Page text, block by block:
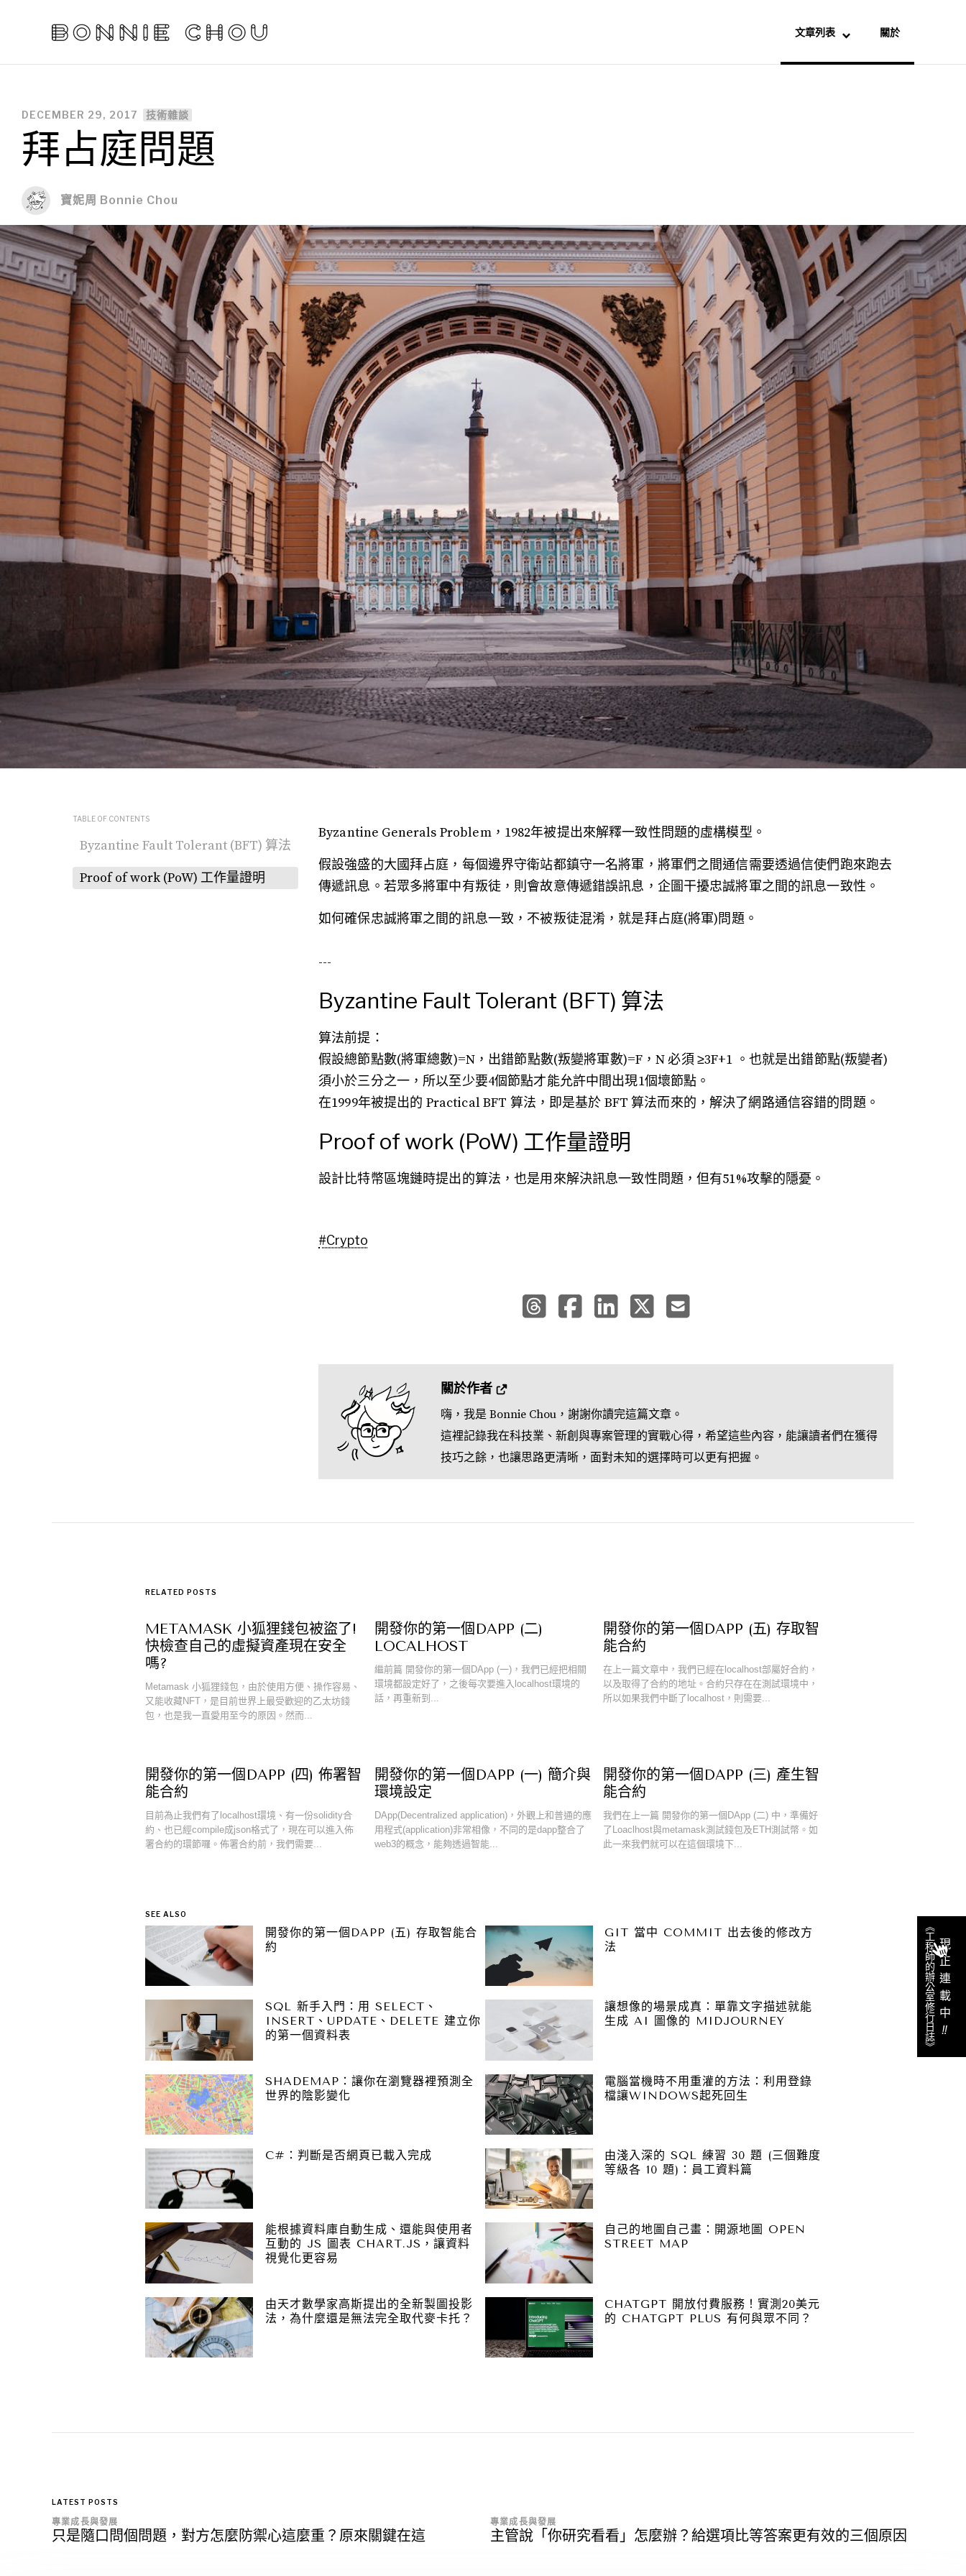
文章列表 關於
DECEMBER 29, 2017 技術雜談
拜占庭問題
寶妮周 Bonnie Chou
TABLE OF CONTENTS
Byzantine Fault Tolerant (BFT) 算法
Proof of work (PoW) 工作量證明
Byzantine Generals Problem，1982年被提出來解釋一致性問題的虛構模型。
假設強盛的大國拜占庭，每個邊界守衛站都鎮守一名將軍，將軍們之間通信需要透過信使們跑來跑去
傳遞訊息。若眾多將軍中有叛徒，則會故意傳遞錯誤訊息，企圖干擾忠誠將軍之間的訊息一致性。
如何確保忠誠將軍之間的訊息一致，不被叛徒混淆，就是拜占庭(將軍)問題。
---
Byzantine Fault Tolerant (BFT) 算法
算法前提：
假設總節點數(將軍總數)=N，出錯節點數(叛變將軍數)=F，N 必須 ≥3F+1 。也就是出錯節點(叛變者)
須小於三分之一，所以至少要4個節點才能允許中間出現1個壞節點。
在1999年被提出的 Practical BFT 算法，即是基於 BFT 算法而來的，解決了網路通信容錯的問題。
Proof of work (PoW) 工作量證明
設計比特幣區塊鏈時提出的算法，也是用來解決訊息一致性問題，但有51%攻擊的隱憂。
#Crypto
關於作者
嗨，我是 Bonnie Chou，謝謝你讀完這篇文章。
這裡記錄我在科技業、新創與專案管理的實戰心得，希望這些內容，能讓讀者們在獲得
技巧之餘，也讓思路更清晰，面對未知的選擇時可以更有把握。
RELATED POSTS
METAMASK 小狐狸錢包被盜了!
快檢查自己的虛擬資產現在安全
嗎?
Metamask 小狐狸錢包，由於使用方便、操作容易、
又能收藏NFT，是目前世界上最受歡迎的乙太坊錢
包，也是我一直愛用至今的原因。然而...
開發你的第一個DAPP (二)
LOCALHOST
繼前篇 開發你的第一個DApp (一)，我們已經把相關
環境都設定好了，之後每次要進入localhost環境的
話，再重新到...
開發你的第一個DAPP (五) 存取智
能合約
在上一篇文章中，我們已經在localhost部屬好合約，
以及取得了合約的地址。合約只存在在測試環境中，
所以如果我們中斷了localhost，則需要...
開發你的第一個DAPP (四) 佈署智
能合約
目前為止我們有了localhost環境、有一份solidity合
約、也已經compile成json格式了，現在可以進入佈
署合約的環節囉。佈署合約前，我們需要...
開發你的第一個DAPP (一) 簡介與
環境設定
DApp(Decentralized application)，外觀上和普通的應
用程式(application)非常相像，不同的是dapp整合了
web3的概念，能夠透過智能...
開發你的第一個DAPP (三) 產生智
能合約
我們在上一篇 開發你的第一個DApp (二) 中，準備好
了Loaclhost與metamask測試錢包及ETH測試幣。如
此一來我們就可以在這個環境下...
SEE ALSO
開發你的第一個DAPP (五) 存取智能合
約
GIT 當中 COMMIT 出去後的修改方
法
SQL 新手入門：用 SELECT、
INSERT、UPDATE、DELETE 建立你
的第一個資料表
讓想像的場景成真：單靠文字描述就能
生成 AI 圖像的 MIDJOURNEY
SHADEMAP：讓你在瀏覽器裡預測全
世界的陰影變化
電腦當機時不用重灌的方法：利用登錄
檔讓WINDOWS起死回生
C#：判斷是否網頁已載入完成
由淺入深的 SQL 練習 30 題 (三個難度
等級各 10 題)：員工資料篇
能根據資料庫自動生成、還能與使用者
互動的 JS 圖表 CHART.JS，讓資料
視覺化更容易
自己的地圖自己畫：開源地圖 OPEN
STREET MAP
由天才數學家高斯提出的全新製圖投影
法，為什麼還是無法完全取代麥卡托？
CHATGPT 開放付費服務！實測20美元
的 CHATGPT PLUS 有何與眾不同？
LATEST POSTS
專業成長與發展
只是隨口問個問題，對方怎麼防禦心這麼重？原來關鍵在這
專業成長與發展
主管說「你研究看看」怎麼辦？給選項比等答案更有效的三個原因
現正連載中
‼︎
《工程師的辦公室修行日誌》